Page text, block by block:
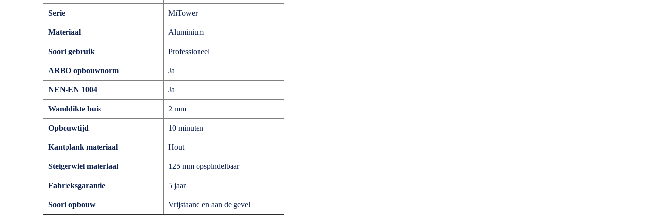
Serie MiTower
Materiaal Aluminium
Soort gebruik Professioneel
ARBO opbouwnorm Ja
NEN-EN 1004 Ja
Wanddikte buis 2 mm
Opbouwtijd 10 minuten
Kantplank materiaal Hout
Steigerwiel materiaal 125 mm opspindelbaar
Fabrieksgarantie 5 jaar
Soort opbouw Vrijstaand en aan de gevel